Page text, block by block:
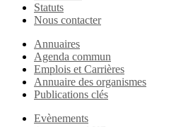
Statuts
Nous contacter
Annuaires
Agenda commun
Emplois et Carrières
Annuaire des organismes
Publications clés
Evènements